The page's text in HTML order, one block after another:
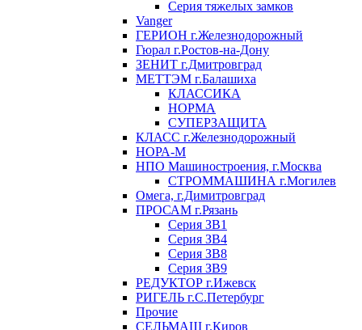
Серия тяжелых замков
Vanger
ГЕРИОН г.Железнодорожный
Гюрал г.Ростов-на-Дону
ЗЕНИТ г.Дмитровград
МЕТТЭМ г.Балашиха
КЛАССИКА
НОРМА
СУПЕРЗАЩИТА
КЛАСС г.Железнодорожный
НОРА-М
НПО Машиностроения, г.Москва
СТРОММАШИНА г.Могилев
Омега, г.Димитровград
ПРОСАМ г.Рязань
Серия ЗВ1
Серия ЗВ4
Серия ЗВ8
Серия ЗВ9
РЕДУКТОР г.Ижевск
РИГЕЛЬ г.С.Петербург
Прочие
СЕЛЬМАШ г.Киров